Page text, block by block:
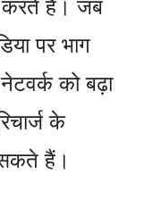
करते हैं। जब
पर भाग
को बढ़ा
के
सकते हैं।